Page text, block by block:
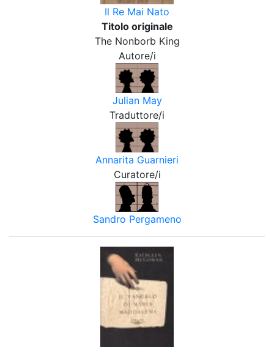
Il Re Mai Nato
Titolo originale
The Nonborb King
Autore/i
Julian May
Traduttore/i
Annarita Guarnieri
Curatore/i
Sandro Pergameno